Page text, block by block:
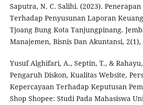
Saputra, N. C. Salihi. (2023). Penerapan
Terhadap Penyusunan Laporan
Tjoang Bung Kota Tanjungpinang.
Manajemen, Bisnis Dan Akuntansi, 2(1),
Yusuf Alghifari, A., Septin, T., &
Pengaruh Diskon, Kualitas Website,
Kepercayaan Terhadap Keputusan
Shop Shopee: Studi Pada Mahasiswa